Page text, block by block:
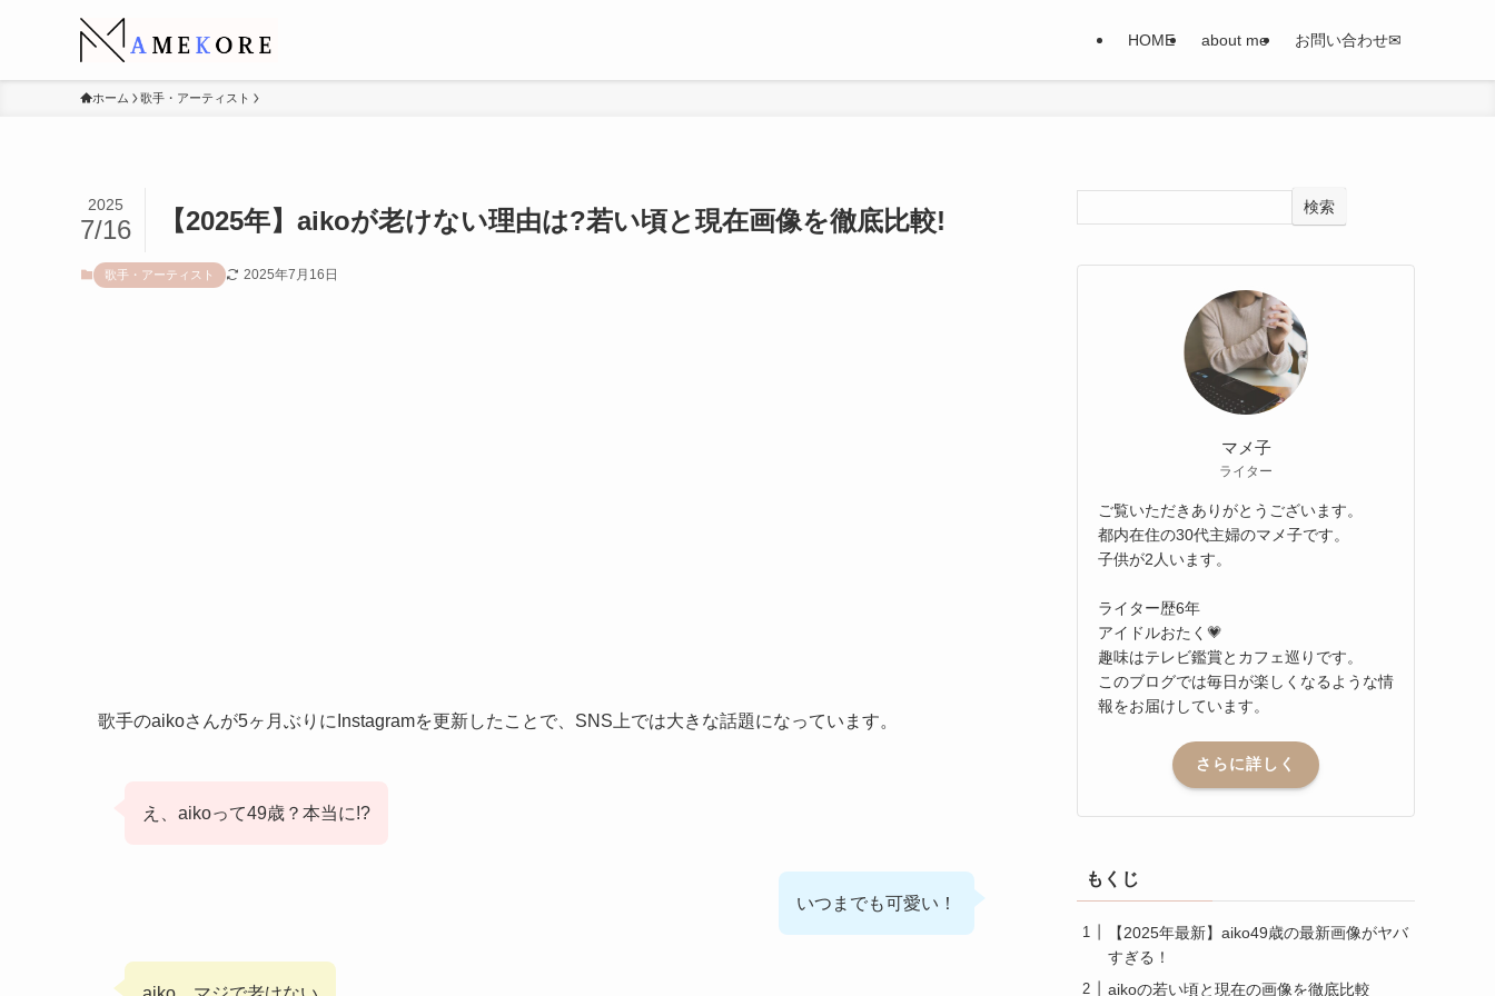
HOME about me お問い合わせ✉
ホーム 歌手・アーティスト
【2025年】aikoが老けない理由は?若い頃と現在画像を徹底比較!
2025
7/16
歌手・アーティスト 2025年7月16日
歌手のaikoさんが5ヶ月ぶりにInstagramを更新したことで、SNS上では大きな話題になっています。
え、aikoって49歳？本当に!?
いつまでも可愛い！
検索
マメ子
ライター
ご覧いただきありがとうございます。
都内在住の30代主婦のマメ子です。
子供が2人います。
ライター歴6年
アイドルおたく💗
趣味はテレビ鑑賞とカフェ巡りです。
このブログでは毎日が楽しくなるような情
報をお届けしています。
さらに詳しく
もくじ
【2025年最新】aiko49歳の最新画像がヤバ
すぎる！
aikoの若い頃と現在の画像を徹底比較